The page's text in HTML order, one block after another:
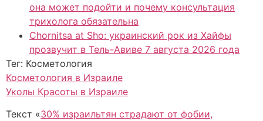
она может подойти и почему консультация
трихолога обязательна
Chornitsa at Sho: украинский рок из Хайфы
прозвучит в Тель-Авиве 7 августа 2026 года
Тег: Косметология
Косметология в Израиле
Уколы Красоты в Израиле
Текст «30% израильтян страдают от фобии,